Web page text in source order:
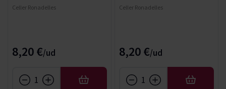
Celler Ronadelles
8,20 €
AÑADIR
Celler Ronadelles
8,20 €
AÑADIR